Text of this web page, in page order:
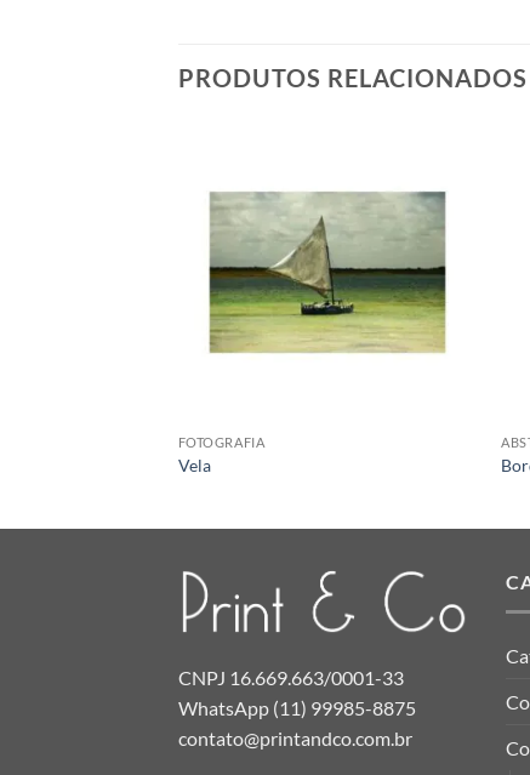
PRODUTOS RELACIONADOS
FOTOGRAFIA
Vela
CNPJ 16.669.663/0001-33
WhatsApp (11) 99985-8875
contato@printandco.com.br